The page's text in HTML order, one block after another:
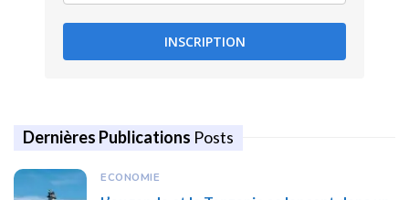
INSCRIPTION
Dernières Publications Posts
ECONOMIE